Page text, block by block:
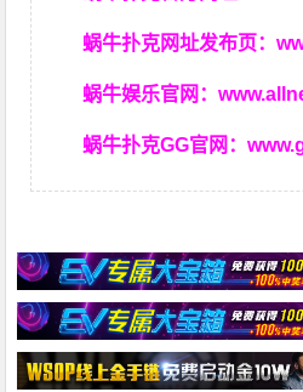
蜗牛扑克网址发布页：
蜗牛娱乐官网：
蜗牛扑克GG官网：